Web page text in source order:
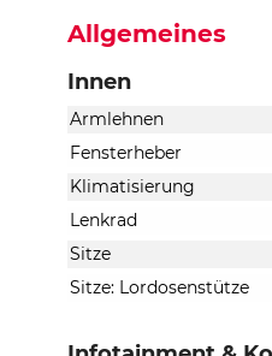
Allgemeines
Innen
Armlehnen
Fensterheber
Klimatisierung
Lenkrad
Sitze
Sitze: Lordosenstütze